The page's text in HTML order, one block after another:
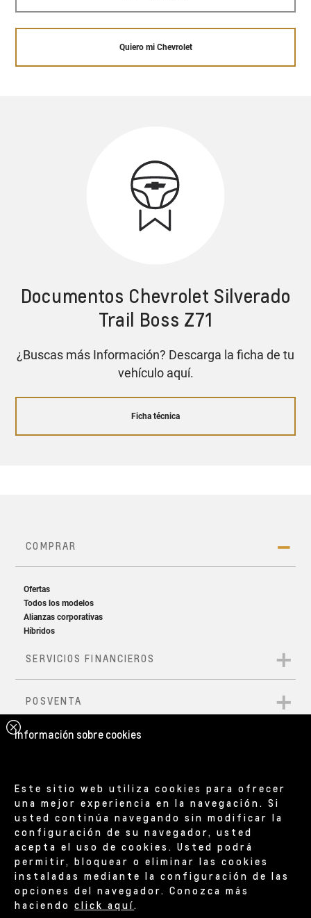
Quiero mi Chevrolet
Documentos Chevrolet Silverado
Trail Boss Z71
¿Buscas más Información? Descarga la ficha de tu
vehículo aquí.
Ficha técnica
Información sobre cookies
Este sitio web utiliza cookies para ofrecer
una mejor experiencia en la navegación. Si
usted continúa navegando sin modificar la
configuración de su navegador, usted
acepta el uso de cookies. Usted podrá
permitir, bloquear o eliminar las cookies
instaladas mediante la configuración de las
opciones del navegador. Conozca más
haciendoclick aquí.